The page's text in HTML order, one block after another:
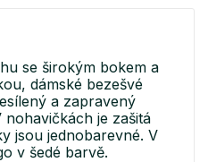
se širokým bokem a
dámské bezešvé
a zapravený
nohavičkách je zašitá
jsou jednobarevné. V
v šedé barvě.